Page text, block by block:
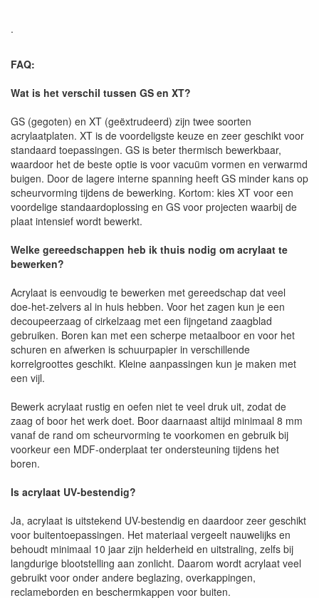
.
FAQ:
Wat is het verschil tussen GS en XT?
GS (gegoten) en XT (geëxtrudeerd) zijn twee soorten
acrylaatplaten. XT is de voordeligste keuze en zeer geschikt voor
standaard toepassingen. GS is beter thermisch bewerkbaar,
waardoor het de beste optie is voor vacuüm vormen en verwarmd
buigen. Door de lagere interne spanning heeft GS minder kans op
scheurvorming tijdens de bewerking. Kortom: kies XT voor een
voordelige standaardoplossing en GS voor projecten waarbij de
plaat intensief wordt bewerkt.
Welke gereedschappen heb ik thuis nodig om acrylaat te
bewerken?
Acrylaat is eenvoudig te bewerken met gereedschap dat veel
doe-het-zelvers al in huis hebben. Voor het zagen kun je een
decoupeerzaag of cirkelzaag met een fijngetand zaagblad
gebruiken. Boren kan met een scherpe metaalboor en voor het
schuren en afwerken is schuurpapier in verschillende
korrelgroottes geschikt. Kleine aanpassingen kun je maken met
een vijl.
Bewerk acrylaat rustig en oefen niet te veel druk uit, zodat de
zaag of boor het werk doet. Boor daarnaast altijd minimaal 8 mm
vanaf de rand om scheurvorming te voorkomen en gebruik bij
voorkeur een MDF-onderplaat ter ondersteuning tijdens het
boren.
Is acrylaat UV-bestendig?
Ja, acrylaat is uitstekend UV-bestendig en daardoor zeer geschikt
voor buitentoepassingen. Het materiaal vergeelt nauwelijks en
behoudt minimaal 10 jaar zijn helderheid en uitstraling, zelfs bij
langdurige blootstelling aan zonlicht. Daarom wordt acrylaat veel
gebruikt voor onder andere beglazing, overkappingen,
reclameborden en beschermkappen voor buiten.